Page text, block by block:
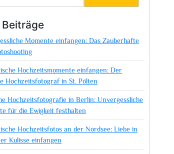
Momente einfangen: Das Zauberhafte
Hochzeitsmomente einfangen: Der
Hochzeitsfotograf in St. Pölten
Hochzeitsfotografie in Berlin: Unvergessliche
für die Ewigkeit festhalten
Hochzeitsfotos an der Nordsee: Liebe in
Kulisse einfangen